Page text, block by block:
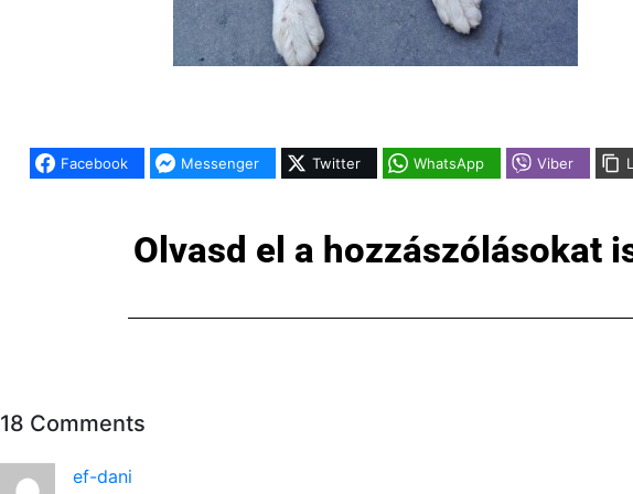
Facebook Messenger Twitter WhatsApp Viber
Olvasd el a hozzászólásokat
18 Comments
ef-dani